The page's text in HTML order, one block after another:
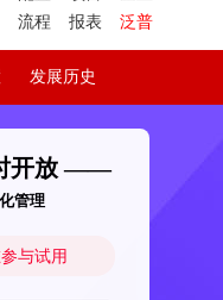
流程 报表 泛普
发展历史